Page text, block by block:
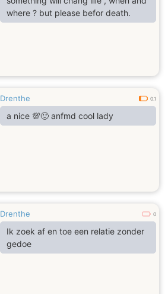
where ? but please befor death.
Drenthe 0.1
a nice 💯🙂 anfmd cool lady
Drenthe 0
Ik zoek af en toe een relatie zonder
gedoe